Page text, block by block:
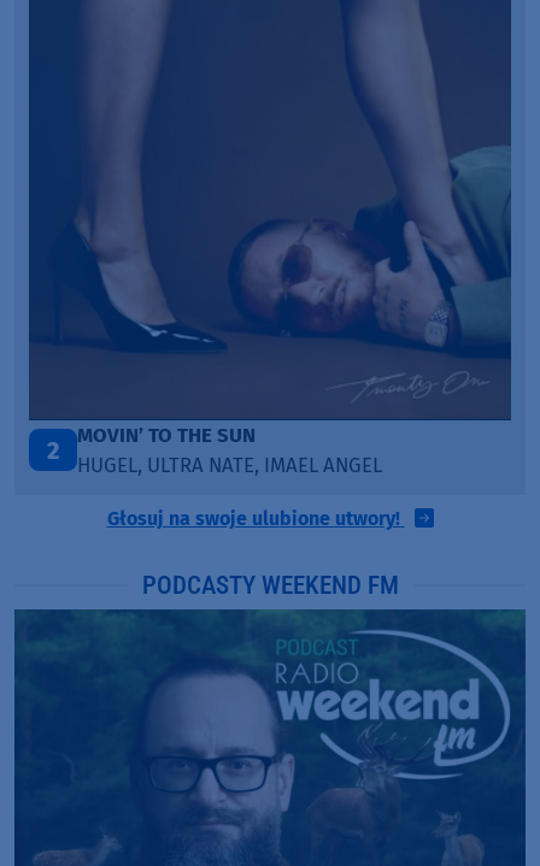
3
LEGENDARY LOVERS (SAVE ME)
KATY PERRY & CHIEF KEEF
Głosuj na swoje ulubione utwory!
PODCASTY WEEKEND FM